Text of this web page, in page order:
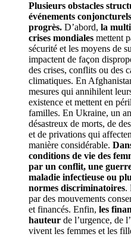
Plusieurs obstacles
événements
progrès. D’abord, la
crises mondiales mettent
sécurité et les moyens de
impactent de façon
des crises, conflits ou des
climatiques. En
mesures qui annihilent
existence et mettent en
familles. En Ukraine, un
désastreux de morts, de
et de privations qui
manière considérable.
conditions de vie des
par un conflit, une
maladie infectieuse ou
normes discriminatoires.
par des mouvements
et financés. Enfin, les
hauteur de l’urgence, de
vivent les femmes et les